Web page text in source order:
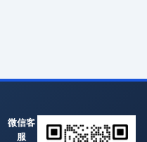
微信客
服